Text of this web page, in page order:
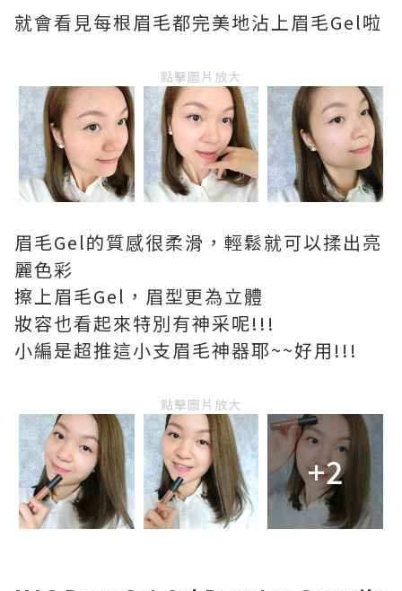
就會看見每根眉毛都完美地沾上眉毛Gel啦
點擊圖片放大
眉毛Gel的質感很柔滑，輕鬆就可以揉出亮
麗色彩
擦上眉毛Gel，眉型更為立體
妝容也看起來特別有神采呢!!!
小編是超推這小支眉毛神器耶~~好用!!!
點擊圖片放大
+2